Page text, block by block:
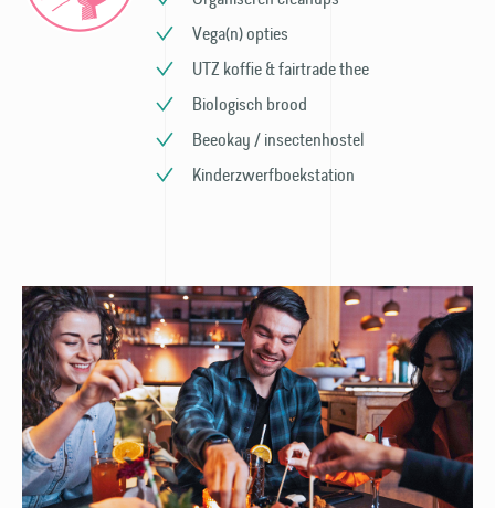
Vega(n) opties
UTZ koffie & fairtrade thee
Biologisch brood
Beeokay / insectenhostel
Kinder­zwerfboek­station